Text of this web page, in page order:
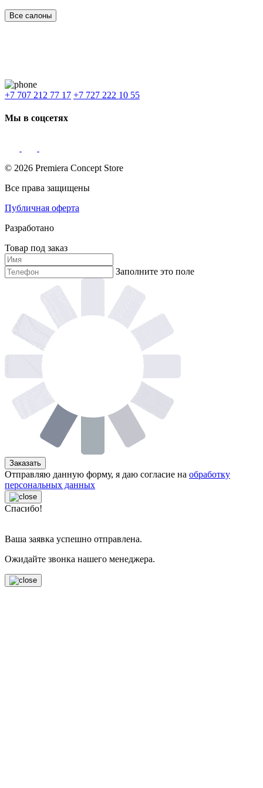
Все салоны
+7 707 212 77 17 +7 727 222 10 55
Мы в соцсетях
© 2026 Premiera Concept Store
Все права защищены
Публичная оферта
Разработано
Товар под заказ
Заполните это поле
Заказать
Отправляю данную форму, я даю согласие на обработку
персональных данных
Спасибо!
Ваша заявка успешно отправлена.
Ожидайте звонка нашего менеджера.